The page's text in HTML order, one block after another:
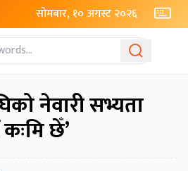
सोमबार, १० अगस्ट २०२६
नेवारी सभ्यता
छेँ’